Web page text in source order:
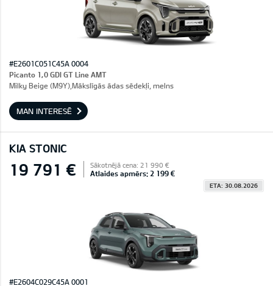
#E2601C051C45A 0004
Picanto 1,0 GDI GT Line AMT
Milky Beige (M9Y),Mākslīgās ādas sēdekļi, melns
MAN INTERESĒ
KIA STONIC
19 791 € Sākotnējā cena: 21 990 €
Atlaides apmērs: 2 199 €
ETA: 30.08.2026
#E2604C029C45A 0001